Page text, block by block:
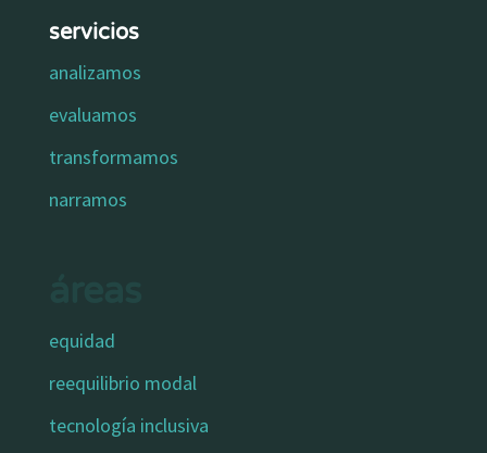
servicios
analizamos
evaluamos
transformamos
narramos
equidad
reequilibrio modal
tecnología inclusiva